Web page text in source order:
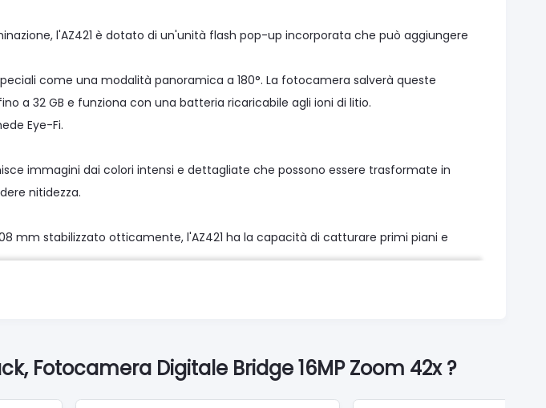
l'AZ421 è dotato di un'unità flash pop-up incorporata che può aggiungere
come una modalità panoramica a 180°. La fotocamera salverà queste
a 32 GB e funziona con una batteria ricaricabile agli ioni di litio.
Eye-Fi.
immagini dai colori intensi e dettagliate che possono essere trasformate in
nitidezza.
mm stabilizzato otticamente, l'AZ421 ha la capacità di catturare primi piani e
che consente una messa a fuoco fino a 0,6". Inoltre, l'apertura si apre fino a
Fotocamera Digitale Bridge 16MP Zoom 42x ?